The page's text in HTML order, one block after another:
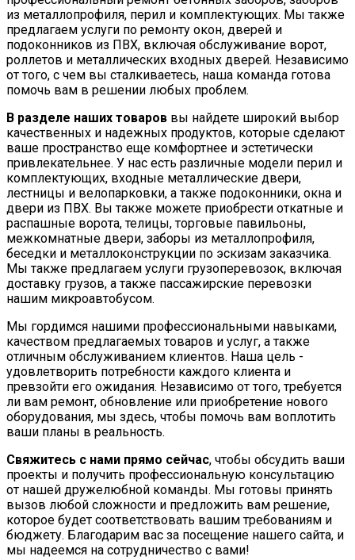
из металлопрофиля, перил и комплектующих. Мы также
предлагаем услуги по ремонту окон, дверей и
подоконников из ПВХ, включая обслуживание ворот,
роллетов и металлических входных дверей. Независимо
от того, с чем вы сталкиваетесь, наша команда готова
помочь вам в решении любых проблем.
В разделе наших товаров вы найдете широкий выбор
качественных и надежных продуктов, которые сделают
ваше пространство еще комфортнее и эстетически
привлекательнее. У нас есть различные модели перил и
комплектующих, входные металлические двери,
лестницы и велопарковки, а также подоконники, окна и
двери из ПВХ. Вы также можете приобрести откатные и
распашные ворота, телицы, торговые павильоны,
межкомнатные двери, заборы из металлопрофиля,
беседки и металлоконструкции по эскизам заказчика.
Мы также предлагаем услуги грузоперевозок, включая
доставку грузов, а также пассажирские перевозки
нашим микроавтобусом.
Мы гордимся нашими профессиональными навыками,
качеством предлагаемых товаров и услуг, а также
отличным обслуживанием клиентов. Наша цель -
удовлетворить потребности каждого клиента и
превзойти его ожидания. Независимо от того, требуется
ли вам ремонт, обновление или приобретение нового
оборудования, мы здесь, чтобы помочь вам воплотить
ваши планы в реальность.
Свяжитесь с нами прямо сейчас, чтобы обсудить ваши
проекты и получить профессиональную консультацию
от нашей дружелюбной команды. Мы готовы принять
вызов любой сложности и предложить вам решение,
которое будет соответствовать вашим требованиям и
бюджету. Благодарим вас за посещение нашего сайта, и
мы надеемся на сотрудничество с вами!